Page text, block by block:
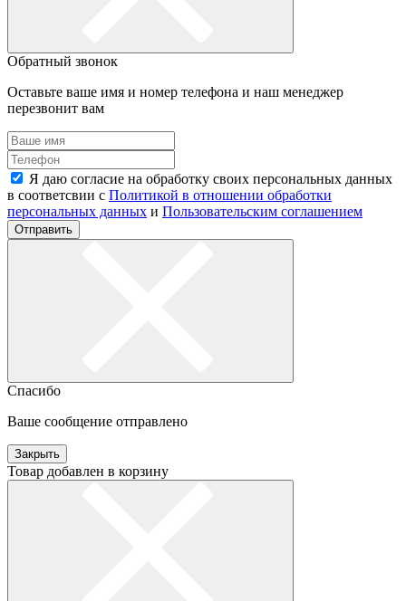
Обратный звонок
Оставьте ваше имя и номер телефона и наш менеджер
перезвонит вам
Я даю согласие на обработку своих персональных данных
в соответсвии с Политикой в отношении обработки
персональных данных и Пользовательским соглашением
Отправить
Спасибо
Ваше сообщение отправлено
Закрыть
Товар добавлен в корзину